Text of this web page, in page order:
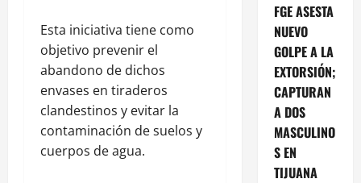
Esta iniciativa tiene como
objetivo prevenir el
abandono de dichos
envases en tiraderos
clandestinos y evitar la
contaminación de suelos y
cuerpos de agua.
FGE ASESTA
NUEVO
GOLPE A LA
EXTORSIÓN;
CAPTURAN
A DOS
MASCULINO
S EN
TIJUANA